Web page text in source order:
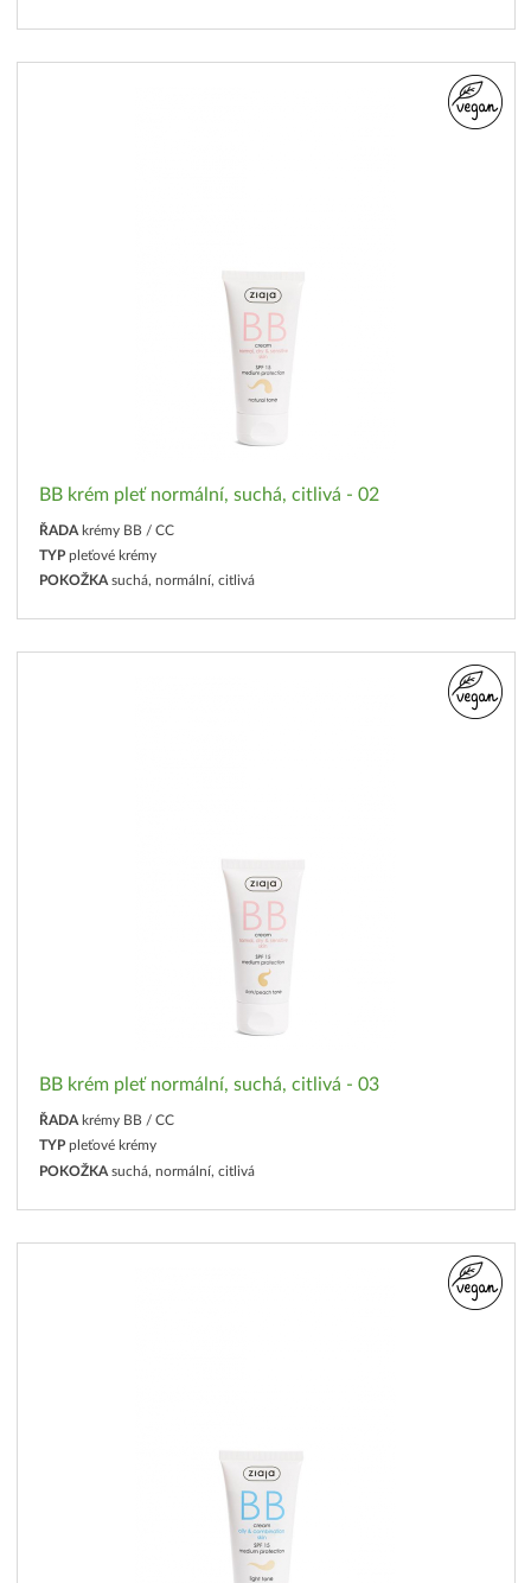
BB krém pleť normální, suchá, citlivá - 02
ŘADA krémy BB / CC
TYP pleťové krémy
POKOŽKA suchá, normální, citlivá
BB krém pleť normální, suchá, citlivá - 03
ŘADA krémy BB / CC
TYP pleťové krémy
POKOŽKA suchá, normální, citlivá